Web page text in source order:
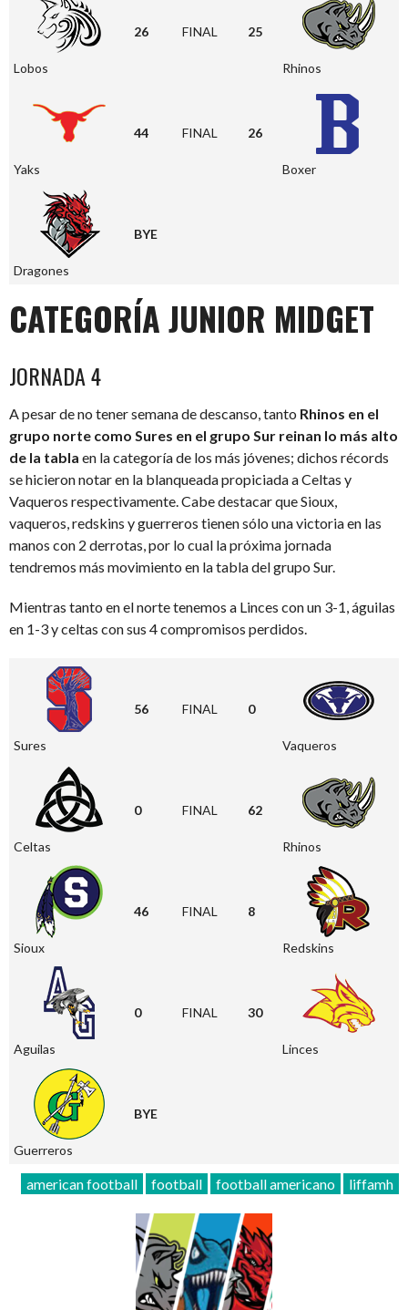
Lobos
26 FINAL 25
Rhinos
Yaks
44 FINAL 26
Boxer
Dragones
BYE
CATEGORÍA JUNIOR MIDGET
JORNADA 4
A pesar de no tener semana de descanso, tanto Rhinos en el
grupo norte como Sures en el grupo Sur reinan lo más alto
de la tabla en la categoría de los más jóvenes; dichos récords
se hicieron notar en la blanqueada propiciada a Celtas y
Vaqueros respectivamente. Cabe destacar que Sioux,
vaqueros, redskins y guerreros tienen sólo una victoria en las
manos con 2 derrotas, por lo cual la próxima jornada
tendremos más movimiento en la tabla del grupo Sur.
Mientras tanto en el norte tenemos a Linces con un 3-1, águilas
en 1-3 y celtas con sus 4 compromisos perdidos.
Sures
56 FINAL 0
Vaqueros
Celtas
0 FINAL 62
Rhinos
Sioux
46 FINAL 8
Redskins
Aguilas
0 FINAL 30
Linces
Guerreros
BYE
american football football football americano liffamh